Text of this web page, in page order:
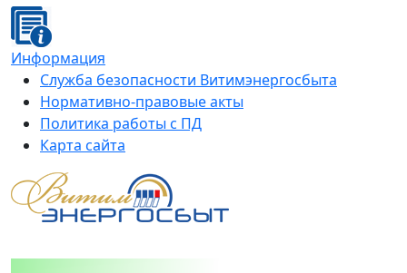
Информация
Служба безопасности Витимэнергосбыта
Нормативно-правовые акты
Политика работы с ПД
Карта сайта